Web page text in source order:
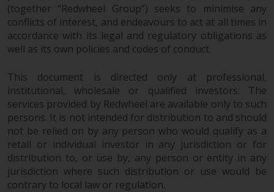
werden. Copyright 2016 ©
(together “Redwheel Group”) seeks to minimise any
conflicts of interest, and endeavours to act at all times in
accordance with its legal and regulatory obligations as
well as its own policies and codes of conduct.
This document is directed only at professional,
institutional, wholesale or qualified investors. The
services provided by Redwheel are available only to such
persons. It is not intended for distribution to and should
not be relied on by any person who would qualify as a
retail or individual investor in any jurisdiction or for
distribution to, or use by, any person or entity in any
jurisdiction where such distribution or use would be
contrary to local law or regulation.